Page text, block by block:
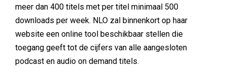
meer dan 400 titels met per titel minimaal 500
downloads per week. NLO zal binnenkort op haar
website een online tool beschikbaar stellen die
toegang geeft tot de cijfers van alle aangesloten
podcast en audio on demand titels.